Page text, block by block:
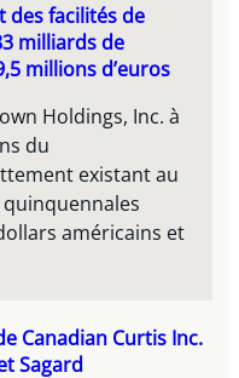
des facilités de
milliards de
millions d’euros
Holdings, Inc. à
du
existant au
américains et
Canadian Curtis Inc.
Sagard